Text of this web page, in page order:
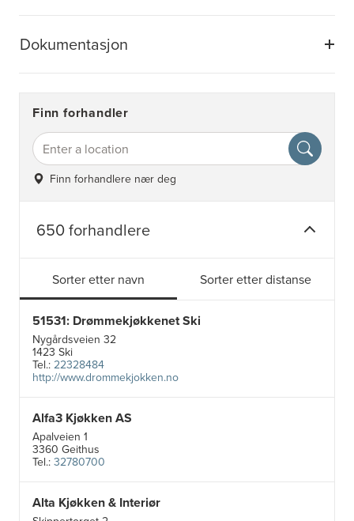
Dokumentasjon
Finn forhandler
Finn forhandlere nær deg
650 forhandlere
Sorter etter navn Sorter etter distanse
51531: Drømmekjøkkenet Ski
Nygårdsveien 32
1423 Ski
Tel.:22328484
http://www.drommekjokken.no
Alfa3 Kjøkken AS
Apalveien 1
3360 Geithus
Tel.:32780700
Alta Kjøkken & Interiør